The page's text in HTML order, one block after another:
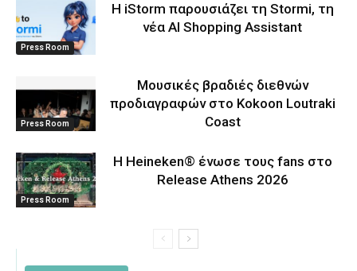
Press Room
Η iStorm παρουσιάζει τη Stormi, τη
νέα AI Shopping Assistant
Press Room
Μουσικές βραδιές διεθνών
προδιαγραφών στο Kokoon Loutraki
Coast
Press Room
Η Heineken® ένωσε τους fans στο
Release Athens 2026